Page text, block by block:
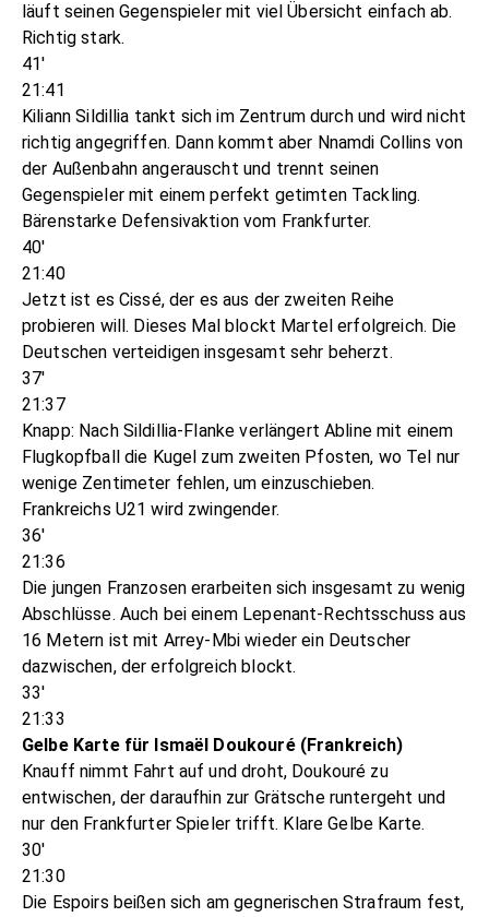
läuft seinen Gegenspieler mit viel Übersicht einfach ab.
Richtig stark.
41'
21:41
Kiliann Sildillia tankt sich im Zentrum durch und wird nicht
richtig angegriffen. Dann kommt aber Nnamdi Collins von
der Außenbahn angerauscht und trennt seinen
Gegenspieler mit einem perfekt getimten Tackling.
Bärenstarke Defensivaktion vom Frankfurter.
40'
21:40
Jetzt ist es Cissé, der es aus der zweiten Reihe
probieren will. Dieses Mal blockt Martel erfolgreich. Die
Deutschen verteidigen insgesamt sehr beherzt.
37'
21:37
Knapp: Nach Sildillia-Flanke verlängert Abline mit einem
Flugkopfball die Kugel zum zweiten Pfosten, wo Tel nur
wenige Zentimeter fehlen, um einzuschieben.
Frankreichs U21 wird zwingender.
36'
21:36
Die jungen Franzosen erarbeiten sich insgesamt zu wenig
Abschlüsse. Auch bei einem Lepenant-Rechtsschuss aus
16 Metern ist mit Arrey-Mbi wieder ein Deutscher
dazwischen, der erfolgreich blockt.
33'
21:33
Gelbe Karte für Ismaël Doukouré (Frankreich)
Knauff nimmt Fahrt auf und droht, Doukouré zu
entwischen, der daraufhin zur Grätsche runtergeht und
nur den Frankfurter Spieler trifft. Klare Gelbe Karte.
30'
21:30
Die Espoirs beißen sich am gegnerischen Strafraum fest,